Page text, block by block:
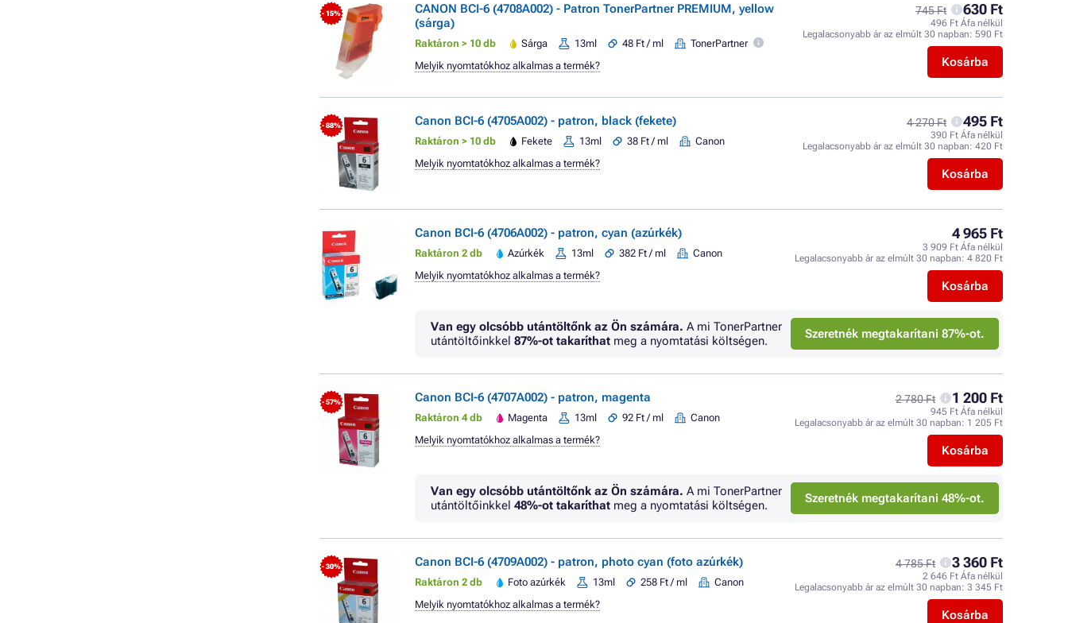
- 15%
CANON BCI-6 (4708A002) - Patron TonerPartner PREMIUM, yellow
(sárga)
Raktáron > 10 db Sárga 13ml 48 Ft / ml TonerPartner
745 Ft 630 Ft
496 Ft Áfa nélkül
Legalacsonyabb ár az elmúlt 30 napban: 590 Ft
Kosárba
Melyik nyomtatókhoz alkalmas a termék?
- 88% Canon BCI-6 (4705A002) - patron, black (fekete)
Raktáron > 10 db Fekete 13ml 38 Ft / ml Canon
4 270 Ft 495 Ft
390 Ft Áfa nélkül
Legalacsonyabb ár az elmúlt 30 napban: 420 Ft
Kosárba
Melyik nyomtatókhoz alkalmas a termék?
Canon BCI-6 (4706A002) - patron, cyan (azúrkék)
Raktáron 2 db Azúrkék 13ml 382 Ft / ml Canon
4 965 Ft
3 909 Ft Áfa nélkül
Legalacsonyabb ár az elmúlt 30 napban: 4 820 Ft
Kosárba
Melyik nyomtatókhoz alkalmas a termék?
Van egy olcsóbb utántöltőnk az Ön számára. A mi TonerPartner
utántöltőinkkel 87%-ot takaríthat meg a nyomtatási költségen. Szeretnék megtakarítani 87%-ot.
- 57% Canon BCI-6 (4707A002) - patron, magenta
Raktáron 4 db Magenta 13ml 92 Ft / ml Canon
2 780 Ft 1 200 Ft
945 Ft Áfa nélkül
Legalacsonyabb ár az elmúlt 30 napban: 1 205 Ft
Kosárba
Melyik nyomtatókhoz alkalmas a termék?
Van egy olcsóbb utántöltőnk az Ön számára. A mi TonerPartner
utántöltőinkkel 48%-ot takaríthat meg a nyomtatási költségen. Szeretnék megtakarítani 48%-ot.
- 30% Canon BCI-6 (4709A002) - patron, photo cyan (foto azúrkék)
Raktáron 2 db Foto azúrkék 13ml 258 Ft / ml Canon
4 785 Ft 3 360 Ft
2 646 Ft Áfa nélkül
Legalacsonyabb ár az elmúlt 30 napban: 3 345 Ft
Kosárba
Melyik nyomtatókhoz alkalmas a termék?